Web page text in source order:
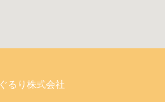
ぐるり株式会社